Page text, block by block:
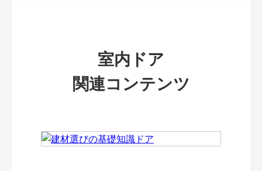
室内ドア
関連コンテンツ